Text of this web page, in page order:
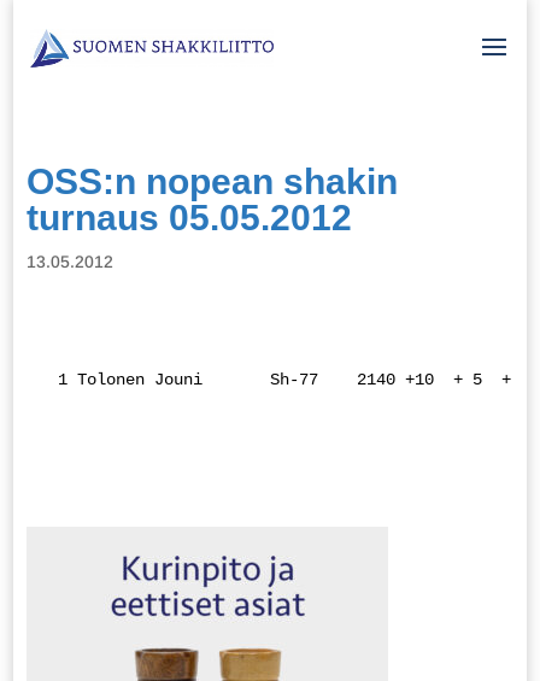
OSS:n nopean shakin
turnaus 05.05.2012
13.05.2012
1 Tolonen Jouni       Sh-77    2140 +10  + 5  +